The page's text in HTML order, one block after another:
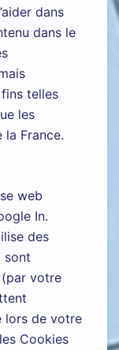
dans
dans le
telles
les
la France.
web
In.
des
sont
votre
lors de votre
Cookies